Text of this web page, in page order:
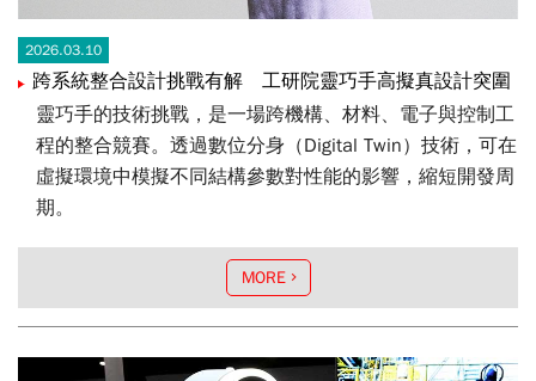
2026.03.10
跨系統整合設計挑戰有解 工研院靈巧手高擬真設計突圍
靈巧手的技術挑戰，是一場跨機構、材料、電子與控制工
程的整合競賽。透過數位分身（Digital Twin）技術，可在
虛擬環境中模擬不同結構參數對性能的影響，縮短開發周
期。
MORE